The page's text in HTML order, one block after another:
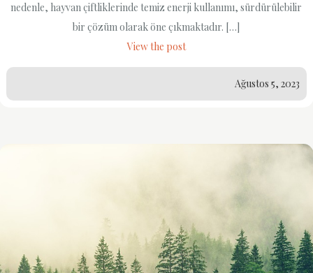
nedenle, hayvan çiftliklerinde temiz enerji kullanımı, sürdürülebilir
bir çözüm olarak öne çıkmaktadır. […]
View the post
Ağustos 5, 2023